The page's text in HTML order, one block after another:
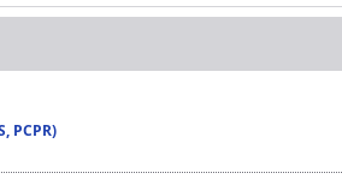
PCPR)